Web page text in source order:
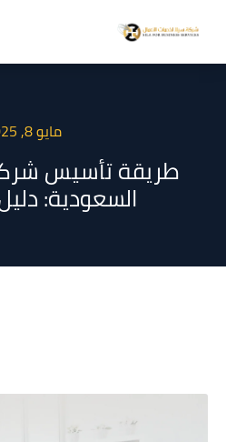
مايو 8, 2025
طريقة تأسيس
السعودية: